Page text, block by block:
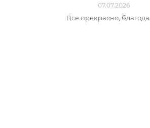
07.07.2026
Все прекрасно,